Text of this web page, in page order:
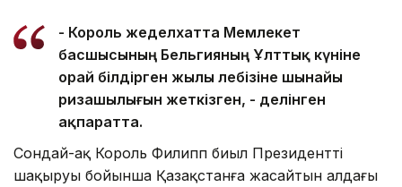
- Король жеделхатта Мемлекет
басшысының Бельгияның Ұлттық күніне
орай білдірген жылы лебізіне шынайы
ризашылығын жеткізген, - делінген
ақпаратта.
Сондай-ақ Король Филипп биыл Президенттің
шақыруы бойынша Қазақстанға жасайтын алдағы